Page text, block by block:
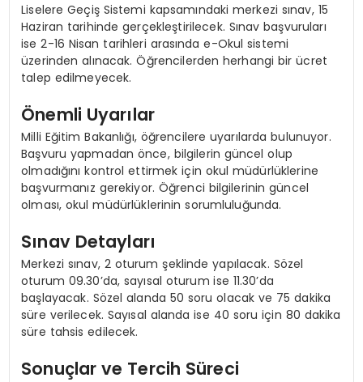
Liselere Geçiş Sistemi kapsamındaki merkezi sınav, 15
Haziran tarihinde gerçekleştirilecek. Sınav başvuruları
ise 2-16 Nisan tarihleri arasında e-Okul sistemi
üzerinden alınacak. Öğrencilerden herhangi bir ücret
talep edilmeyecek.
Önemli Uyarılar
Milli Eğitim Bakanlığı, öğrencilere uyarılarda bulunuyor.
Başvuru yapmadan önce, bilgilerin güncel olup
olmadığını kontrol ettirmek için okul müdürlüklerine
başvurmanız gerekiyor. Öğrenci bilgilerinin güncel
olması, okul müdürlüklerinin sorumluluğunda.
Sınav Detayları
Merkezi sınav, 2 oturum şeklinde yapılacak. Sözel
oturum 09.30’da, sayısal oturum ise 11.30’da
başlayacak. Sözel alanda 50 soru olacak ve 75 dakika
süre verilecek. Sayısal alanda ise 40 soru için 80 dakika
süre tahsis edilecek.
Sonuçlar ve Tercih Süreci